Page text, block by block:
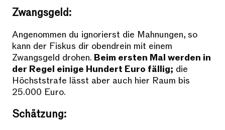
Zwangsgeld:
Angenommen du ignorierst die Mahnungen, so
kann der Fiskus dir obendrein mit einem
Zwangsgeld drohen. Beim ersten Mal werden in
der Regel einige Hundert Euro fällig; die
Höchststrafe lässt aber auch hier Raum bis
25.000 Euro.
Schätzung: